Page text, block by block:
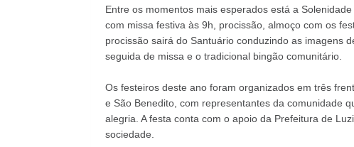
Entre os momentos mais esperados está a
com missa festiva às 9h, procissão, almoço com os
procissão sairá do Santuário conduzindo as imagens
seguida de missa e o tradicional bingão comunitário.
Os festeiros deste ano foram organizados em três
e São Benedito, com representantes da comunidade
alegria. A festa conta com o apoio da Prefeitura de
sociedade.